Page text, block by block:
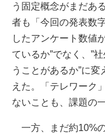
う固定概念がまだあ
者も「今回の発表数
したアンケート数値
ているか”でなく、”
うことがあるか”に
えた。「テレワーク
ないことも、課題の
一方、まだ約10%